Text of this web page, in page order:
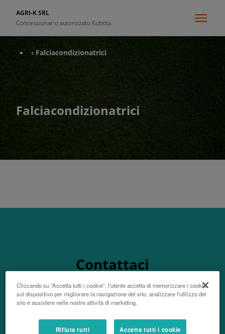
AGRI-K SRL
Concessionario autorizzato Kubota
‹ Falciacondizionatrici
Falciacondizionatrici
Contattaci
Cliccando su “Accetta tutti i cookie”, l'utente accetta di memorizzare i cookie
sul dispositivo per migliorare la navigazione del sito, analizzare l'utilizzo del
sito e assistere nelle nostre attività di marketing.
Rifiuta tutti Accetta tutti i cookie